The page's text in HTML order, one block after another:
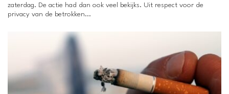
zaterdag. De actie had dan ook veel bekijks. Uit respect voor de
privacy van de betrokken...